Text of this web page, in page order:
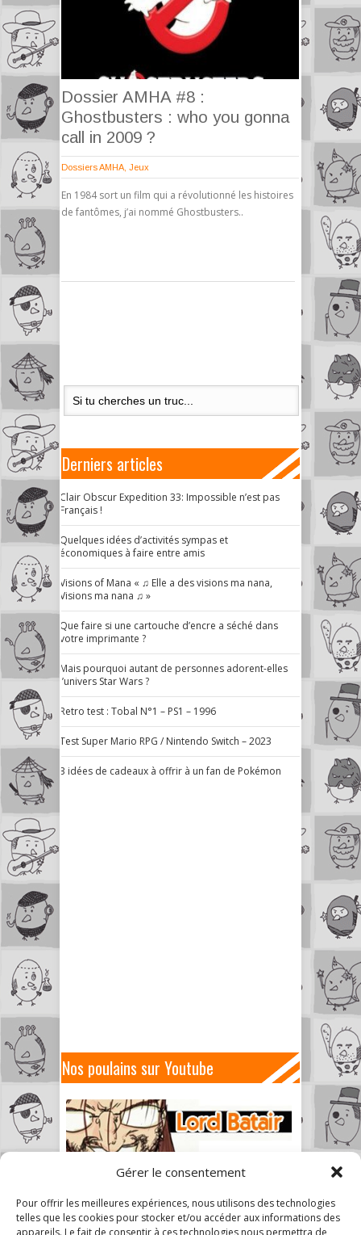
Gérer le consentement
Pour offrir les meilleures expériences, nous utilisons des technologies
telles que les cookies pour stocker et/ou accéder aux informations des
appareils. Le fait de consentir à ces technologies nous permettra de
Dossier AMHA #8 :
Ghostbusters : who you gonna
call in 2009 ?
Dossiers AMHA Jeux
En 1984 sort un film qui a révolutionné les histoires
de fantômes, j’ai nommé Ghostbusters..
Derniers articles
Clair Obscur Expedition 33: Impossible n’est pas
Français !
Quelques idées d’activités sympas et
économiques à faire entre amis
Visions of Mana « ♫ Elle a des visions ma nana,
Visions ma nana ♫ »
Que faire si une cartouche d’encre a séché dans
votre imprimante ?
Mais pourquoi autant de personnes adorent-elles
l’univers Star Wars ?
Retro test : Tobal N°1 – PS1 – 1996
Test Super Mario RPG / Nintendo Switch – 2023
3 idées de cadeaux à offrir à un fan de Pokémon
Nos poulains sur Youtube